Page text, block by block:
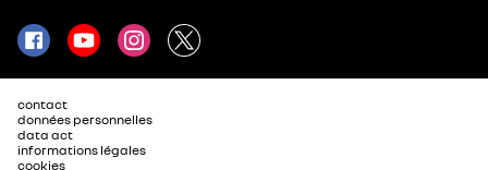
contact
données personnelles
data act
informations légales
cookies